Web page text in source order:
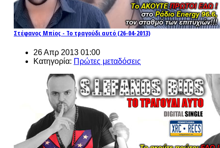
Στέφανος Μπίος - Το τραγούδι αυτό (26-04-2013)
26 Απρ 2013 01:00
Κατηγορία: Πρώτες μεταδόσεις